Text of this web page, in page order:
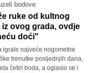
bodove
ruke od kultnog
iz ovog grada, ovdje
doći"
igrale najveće nogometne
trenutke posljednjih dana,
četiri boda, a oglasio se i